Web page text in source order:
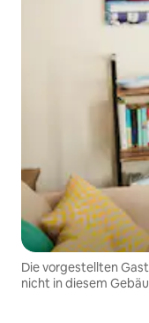
Die vorgestellten
nicht in diesem